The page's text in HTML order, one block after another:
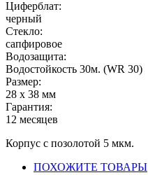
Циферблат:
черный
Стекло:
сапфировое
Водозащита:
Водостойкость 30м. (WR 30)
Размер:
28 х 38 мм
Гарантия:
12 месяцев
Корпус с позолотой 5 мкм.
ПОХОЖИТЕ ТОВАРЫ